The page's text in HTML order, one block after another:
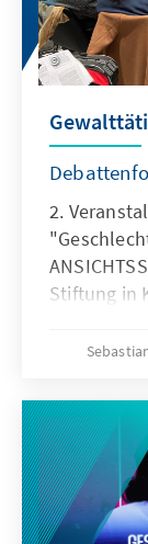
2.
Stiftung in